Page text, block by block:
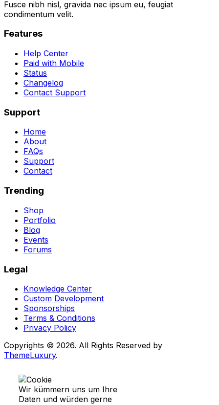
Fusce nibh nisl, gravida nec ipsum eu, feugiat
condimentum velit.
Features
Help Center
Paid with Mobile
Status
Changelog
Contact Support
Support
Home
About
FAQs
Support
Contact
Trending
Shop
Portfolio
Blog
Events
Forums
Legal
Knowledge Center
Custom Development
Sponsorships
Terms & Conditions
Privacy Policy
Copyrights © 2026. All Rights Reserved by
ThemeLuxury.
Wir kümmern uns um Ihre
Daten und würden gerne